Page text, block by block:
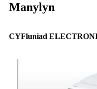
Manylyn
CYFluniad